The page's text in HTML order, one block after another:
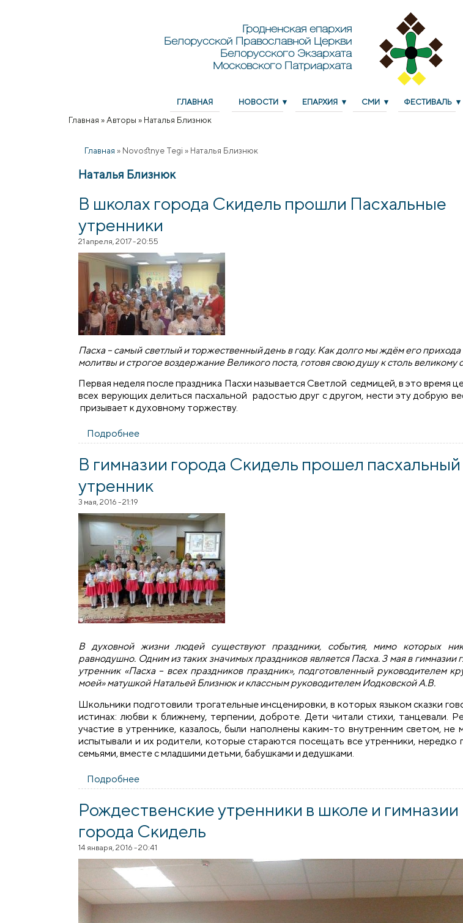
Гродненская епархия
Белорусской Православной Церкви
Белорусского Экзархата
Московского Патриархата
ГЛАВНАЯ НОВОСТИ ЕПАРХИЯ СМИ ФЕСТИВАЛЬ
Главная » Авторы » Наталья Близнюк
Главная » Novostnye Tegi » Наталья Близнюк
Наталья Близнюк
В школах города Скидель прошли Пасхальные
утренники
21 апреля, 2017 - 20:55
Пасха – самый светлый и торжественный день в году. Как долго мы ждём его
молитвы и строгое воздержание Великого поста, готовя свою душу к столь великому
Первая неделя после праздника Пасхи называется Светлой седмицей, в это время
всех верующих делиться пасхальной радостью друг с другом, нести эту добрую
призывает к духовному торжеству.
Подробнее
В гимназии города Скидель прошел пасхальный
утренник
3 мая, 2016 - 21:19
В духовной жизни людей существуют праздники, события, мимо которых
равнодушно. Одним из таких значимых праздников является Пасха. 3 мая в гимназии
утренник «Пасха – всех праздников праздник», подготовленный руководителем
моей» матушкой Натальей Близнюк и классным руководителем Иодковской А.В.
Школьники подготовили трогательные инсценировки, в которых языком сказки
истинах: любви к ближнему, терпении, доброте. Дети читали стихи, танцевали.
участие в утреннике, казалось, были наполнены каким-то внутренним светом, не
испытывали и их родители, которые стараются посещать все утренники, нередко
семьями, вместе с младшими детьми, бабушками и дедушками.
Подробнее
Рождественские утренники в школе и гимназии
города Скидель
14 января, 2016 - 20:41